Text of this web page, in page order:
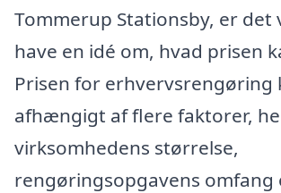
Tommerup Stationsby, er det
have en idé om, hvad prisen
Prisen for erhvervsrengøring
afhængigt af flere faktorer,
virksomhedens størrelse,
rengøringsopgavens omfang